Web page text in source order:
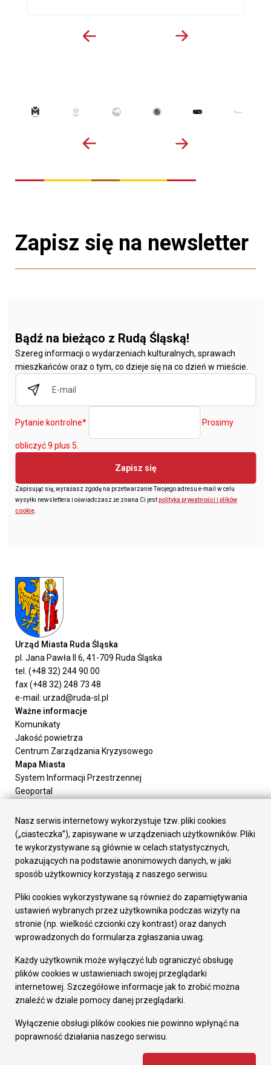
Zapisz się na newsletter
Bądź na bieżąco z Rudą Śląską!
Szereg informacji o wydarzeniach kulturalnych, sprawach
mieszkańców oraz o tym, co dzieje się na co dzień w mieście.
Pytanie kontrolne* Prosimy
obliczyć 9 plus 5.
Zapisz się
Zapisując się, wyrażasz zgodę na przetwarzanie Twojego adresu e-mail w celu
wysyłki newslettera i oświadczasz że znana Ci jestpolityka prywatności i plików
cookie.
Urząd Miasta Ruda Śląska
pl. Jana Pawła II 6, 41-709 Ruda Śląska
tel. (+48 32) 244 90 00
fax (+48 32) 248 73 48
e-mail: urzad@ruda-sl.pl
Ważne informacje
Komunikaty
Jakość powietrza
Centrum Zarządzania Kryzysowego
Mapa Miasta
System Informacji Przestrzennej
Geoportal
Załatw sprawę
Prezydent Miasta
Rada Miasta
Wydziały
Elektroniczna Skrzynka Podawcza
Gospodarka
Fundusze europejskie
Środki krajowe
Oferty inwestycyjne
Pozostałe
Deklaracja dostępności
Dane osobowe
Dodaj opinię o witrynie
Nasz serwis internetowy wykorzystuje tzw. pliki cookies
(„ciasteczka”), zapisywane w urządzeniach użytkowników. Pliki
te wykorzystywane są głównie w celach statystycznych,
pokazujących na podstawie anonimowych danych, w jaki
sposób użytkownicy korzystają z naszego serwisu.
Pliki cookies wykorzystywane są również do zapamiętywania
ustawień wybranych przez użytkownika podczas wizyty na
stronie (np. wielkość czcionki czy kontrast) oraz danych
wprowadzonych do formularza zgłaszania uwag.
Każdy użytkownik może wyłączyć lub ograniczyć obsługę
plików cookies w ustawieniach swojej przeglądarki
internetowej. Szczegółowe informacje jak to zrobić można
znaleźć w dziale pomocy danej przeglądarki.
Wyłączenie obsługi plików cookies nie powinno wpłynąć na
poprawność działania naszego serwisu.